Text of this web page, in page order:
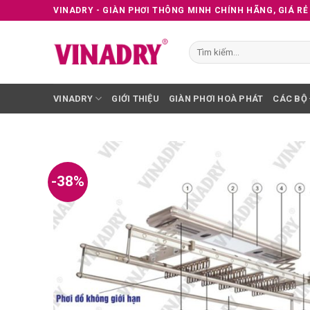
to
VINADRY - GIÀN PHƠI THÔNG MINH CHÍNH HÃNG, GIÁ RẺ
Tìm
kiếm:
VINADRY GIỚI THIỆU GIÀN PHƠI HOÀ PHÁT CÁC
-38%